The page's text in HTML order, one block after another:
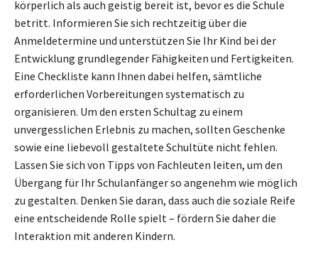
körperlich als auch geistig bereit ist, bevor es die Schule
betritt. Informieren Sie sich rechtzeitig über die
Anmeldetermine und unterstützen Sie Ihr Kind bei der
Entwicklung grundlegender Fähigkeiten und Fertigkeiten.
Eine Checkliste kann Ihnen dabei helfen, sämtliche
erforderlichen Vorbereitungen systematisch zu
organisieren. Um den ersten Schultag zu einem
unvergesslichen Erlebnis zu machen, sollten Geschenke
sowie eine liebevoll gestaltete Schultüte nicht fehlen.
Lassen Sie sich von Tipps von Fachleuten leiten, um den
Übergang für Ihr Schulanfänger so angenehm wie möglich
zu gestalten. Denken Sie daran, dass auch die soziale Reife
eine entscheidende Rolle spielt – fördern Sie daher die
Interaktion mit anderen Kindern.